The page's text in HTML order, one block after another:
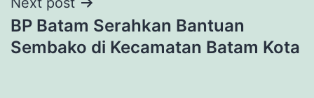
BP Batam Serahkan Bantuan
Sembako di Kecamatan Batam Kota